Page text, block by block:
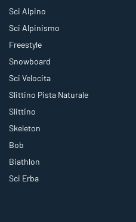
Sci Alpino
Sci Alpinismo
Freestyle
Snowboard
Sci Velocita
Slittino Pista Naturale
Slittino
Skeleton
Bob
Biathlon
Sci Erba